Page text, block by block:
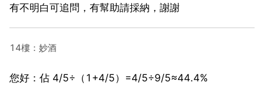
有不明白可追問，有幫助請採納，謝謝
14樓：妙酒
您好：佔 4/5÷（1+4/5）=4/5÷9/5≈44.4%